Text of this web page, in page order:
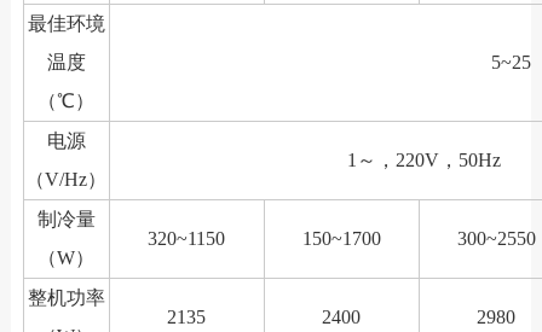
最佳环境
温度
（℃）
5~25
电源
（V/Hz）
1～，220V，50Hz
制冷量
（W）
320~1150 150~1700 300~2550
整机功率
2135 2400 2980